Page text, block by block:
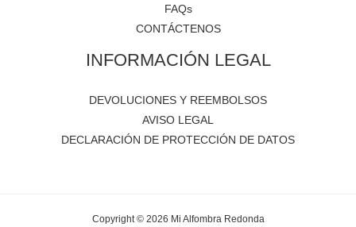
FAQs
CONTÁCTENOS
INFORMACIÓN LEGAL
DEVOLUCIONES Y REEMBOLSOS
AVISO LEGAL
DECLARACIÓN DE PROTECCIÓN DE DATOS
Copyright © 2026 Mi Alfombra Redonda